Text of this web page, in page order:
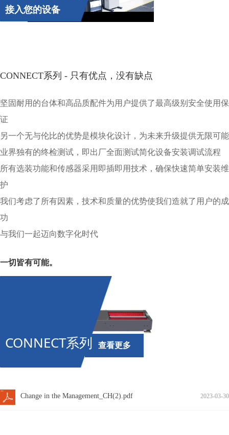
接入您的设备
Video
CONNECT系列 - 只有优点，没有缺点
坚固耐用的台体和高品质配件为用户提供了最高级别安全使用保
证
另一个无与伦比的优势是模块化设计，为未来升级提供无限可能
业界独有的终检测试，即出厂全面测试简化设备安装调试流程
所有选装功能和传感器采用即插即用技术，确保快速简单安装维
护
我们考虑了所有因素，技术和质量的优势使我们造就了用户的成
功
与我们一起迈向数字化时代
一切皆有可能。
CONNECT系列 查看更多
2023-03-30
Change in the Management_CH(2).pdf